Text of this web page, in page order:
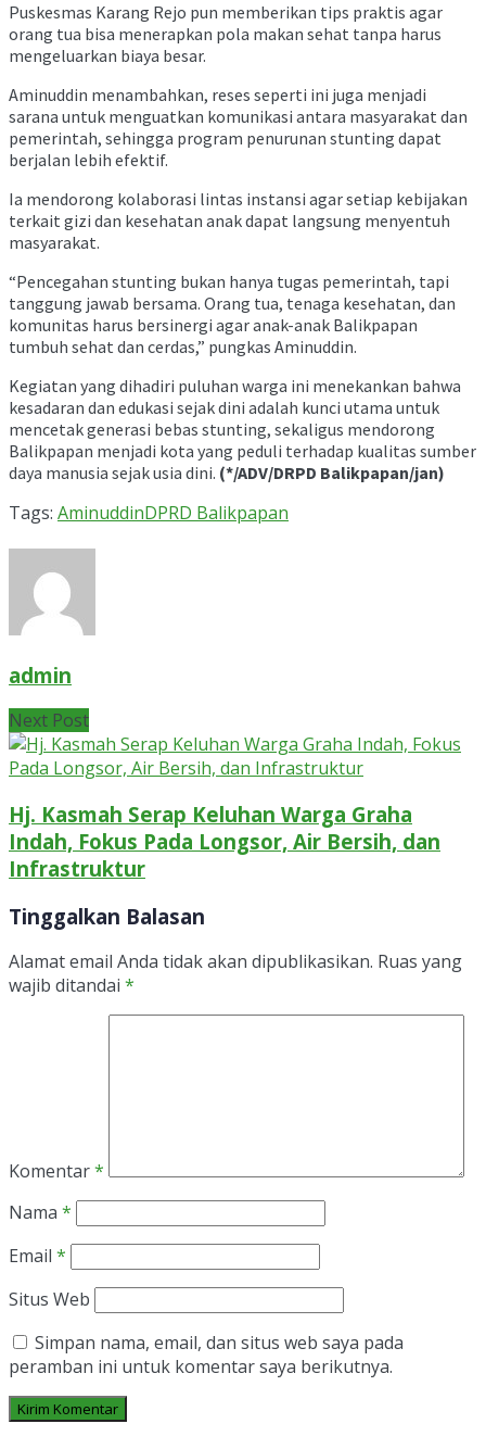
Puskesmas Karang Rejo pun memberikan tips praktis agar
orang tua bisa menerapkan pola makan sehat tanpa harus
mengeluarkan biaya besar.
Aminuddin menambahkan, reses seperti ini juga menjadi
sarana untuk menguatkan komunikasi antara masyarakat dan
pemerintah, sehingga program penurunan stunting dapat
berjalan lebih efektif.
Ia mendorong kolaborasi lintas instansi agar setiap kebijakan
terkait gizi dan kesehatan anak dapat langsung menyentuh
masyarakat.
“Pencegahan stunting bukan hanya tugas pemerintah, tapi
tanggung jawab bersama. Orang tua, tenaga kesehatan, dan
komunitas harus bersinergi agar anak-anak Balikpapan
tumbuh sehat dan cerdas,” pungkas Aminuddin.
Kegiatan yang dihadiri puluhan warga ini menekankan bahwa
kesadaran dan edukasi sejak dini adalah kunci utama untuk
mencetak generasi bebas stunting, sekaligus mendorong
Balikpapan menjadi kota yang peduli terhadap kualitas sumber
daya manusia sejak usia dini. (*/ADV/DRPD Balikpapan/jan)
Tags: AminuddinDPRD Balikpapan
admin
Next Post
Hj. Kasmah Serap Keluhan Warga Graha
Indah, Fokus Pada Longsor, Air Bersih, dan
Infrastruktur
Tinggalkan Balasan
Alamat email Anda tidak akan dipublikasikan. Ruas yang
wajib ditandai *
Komentar*
Nama *
Email *
Situs Web
Simpan nama, email, dan situs web saya pada
peramban ini untuk komentar saya berikutnya.